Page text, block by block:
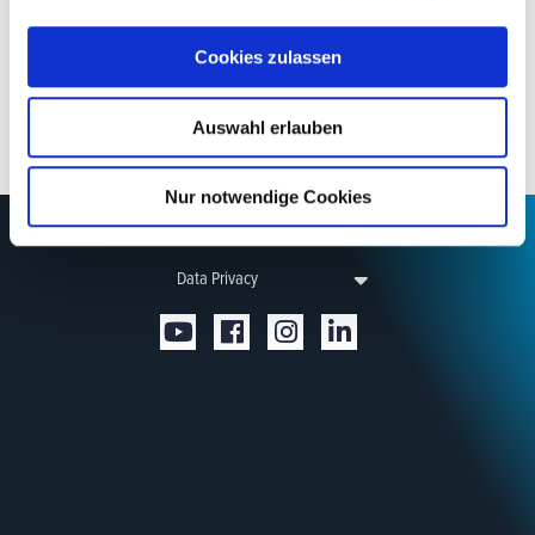
Cookies zulassen
Auswahl erlauben
Nur notwendige Cookies
Company Press HIFI events Contact Newsletter Impressum
Data Privacy